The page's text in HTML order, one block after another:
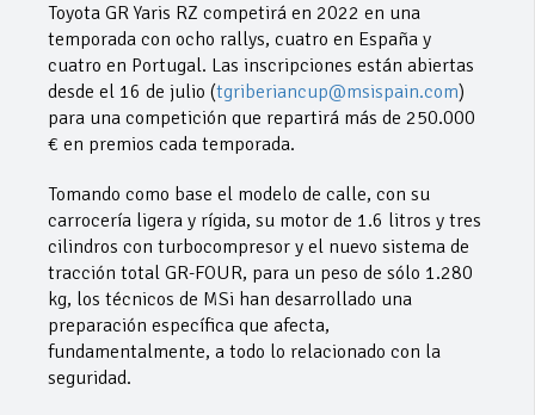
Toyota GR Yaris RZ competirá en 2022 en una
temporada con ocho rallys, cuatro en España y
cuatro en Portugal. Las inscripciones están abiertas
desde el 16 de julio (tgriberiancup@msispain.com)
para una competición que repartirá más de 250.000
€ en premios cada temporada.
Tomando como base el modelo de calle, con su
carrocería ligera y rígida, su motor de 1.6 litros y tres
cilindros con turbocompresor y el nuevo sistema de
tracción total GR-FOUR, para un peso de sólo 1.280
kg, los técnicos de MSi han desarrollado una
preparación específica que afecta,
fundamentalmente, a todo lo relacionado con la
seguridad.